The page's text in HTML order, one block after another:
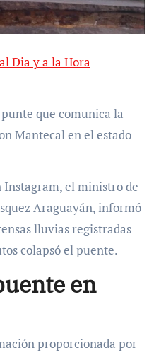
Dia y a la Hora
Mantecal en el estado
Instagram, el ministro de
Araguayán, informó
lluvias registradas
colapsó el puente.
en
proporcionada por